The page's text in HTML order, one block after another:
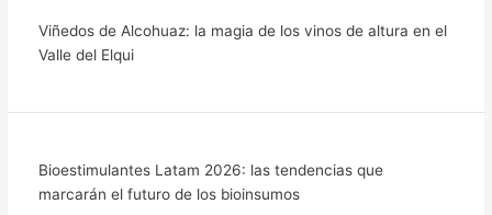
Viñedos de Alcohuaz: la magia de los vinos de altura en el
Valle del Elqui
Bioestimulantes Latam 2026: las tendencias que
marcarán el futuro de los bioinsumos